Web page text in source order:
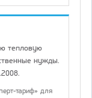
тепловую
нужды.
тариф» для